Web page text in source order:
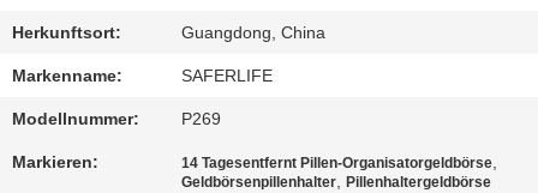
EIN
ANGEBOT
Herkunftsort: Guangdong, China
Markenname: SAFERLIFE
Modellnummer: P269
Markieren: 14 Tagesentfernt Pillen-Organisatorgeldbörse,
Geldbörsenpillenhalter,Pillenhaltergeldbörse